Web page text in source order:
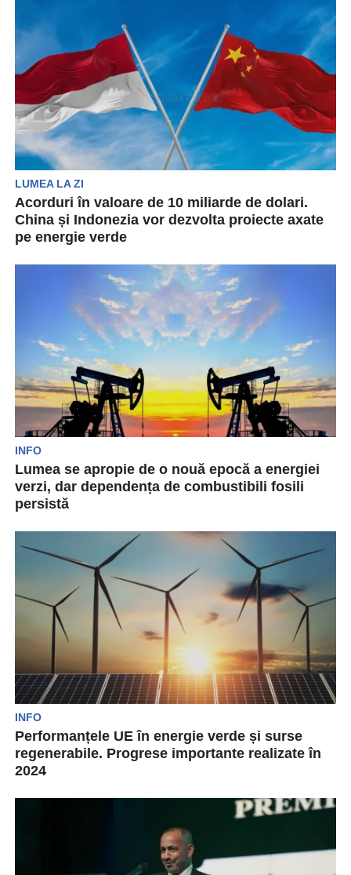
LUMEA LA ZI
Acorduri în valoare de 10 miliarde de dolari.
China și Indonezia vor dezvolta proiecte axate
pe energie verde
de 10 miliarde de dolari. Aceste acțiuni au...
INFO
Lumea se apropie de o nouă epocă a energiei
verzi, dar dependența de combustibili fosili
persistă
Cererea pentru combustibili fosili va atinge
vârful...
INFO
Performanțele UE în energie verde și surse
regenerabile. Progrese importante realizate în
2024
din punct de vedere al impactului asupra